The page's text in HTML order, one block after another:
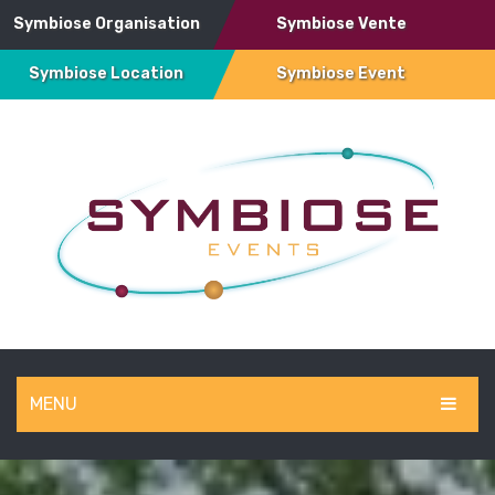
Symbiose Organisation Symbiose Vente
Symbiose Location Symbiose Event
MENU
SYMBIOSE EVENT